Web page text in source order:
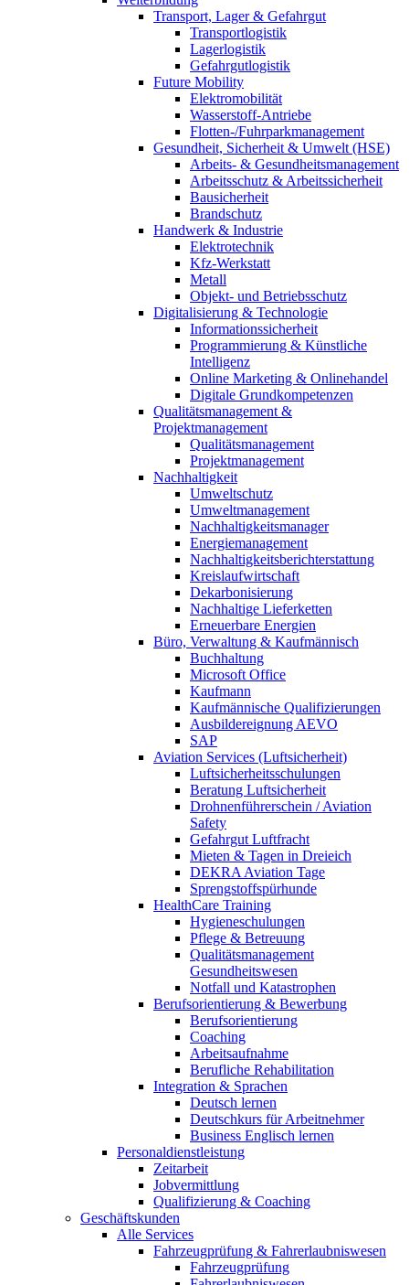
Transport, Lager & Gefahrgut
Transportlogistik
Lagerlogistik
Gefahrgutlogistik
Future Mobility
Elektromobilität
Wasserstoff-Antriebe
Flotten-/Fuhrparkmanagement
Gesundheit, Sicherheit & Umwelt (HSE)
Arbeits- & Gesundheitsmanagement
Arbeitsschutz & Arbeitssicherheit
Bausicherheit
Brandschutz
Handwerk & Industrie
Elektrotechnik
Kfz-Werkstatt
Metall
Objekt- und Betriebsschutz
Digitalisierung & Technologie
Informationssicherheit
Programmierung & Künstliche
Intelligenz
Online Marketing & Onlinehandel
Digitale Grundkompetenzen
Qualitätsmanagement &
Projektmanagement
Qualitätsmanagement
Projektmanagement
Nachhaltigkeit
Umweltschutz
Umweltmanagement
Nachhaltigkeitsmanager
Energiemanagement
Nachhaltigkeitsberichterstattung
Kreislaufwirtschaft
Dekarbonisierung
Nachhaltige Lieferketten
Erneuerbare Energien
Büro, Verwaltung & Kaufmännisch
Buchhaltung
Microsoft Office
Kaufmann
Kaufmännische Qualifizierungen
Ausbildereignung AEVO
SAP
Aviation Services (Luftsicherheit)
Luftsicherheitsschulungen
Beratung Luftsicherheit
Drohnenführerschein / Aviation
Safety
Gefahrgut Luftfracht
Mieten & Tagen in Dreieich
DEKRA Aviation Tage
Sprengstoffspürhunde
HealthCare Training
Hygieneschulungen
Pflege & Betreuung
Qualitätsmanagement
Gesundheitswesen
Notfall und Katastrophen
Berufsorientierung & Bewerbung
Berufsorientierung
Coaching
Arbeitsaufnahme
Berufliche Rehabilitation
Integration & Sprachen
Deutsch lernen
Deutschkurs für Arbeitnehmer
Business Englisch lernen
Personaldienstleistung
Zeitarbeit
Jobvermittlung
Qualifizierung & Coaching
Geschäftskunden
Alle Services
Fahrzeugprüfung & Fahrerlaubniswesen
Fahrzeugprüfung